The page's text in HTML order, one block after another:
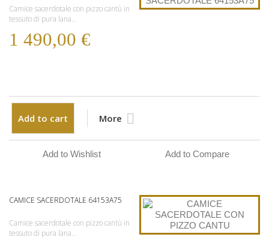
Camice sacerdotale con pizzo cantù in
tessuto di pura lana...
1 490,00 €
Add to cart More
Add to Wishlist Add to Compare
CAMICE SACERDOTALE 64153A75
Camice sacerdotale con pizzo cantù in
tessuto di pura lana...